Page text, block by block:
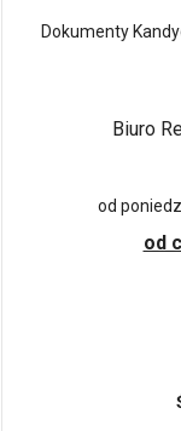
Dokumenty
Biuro
od
od